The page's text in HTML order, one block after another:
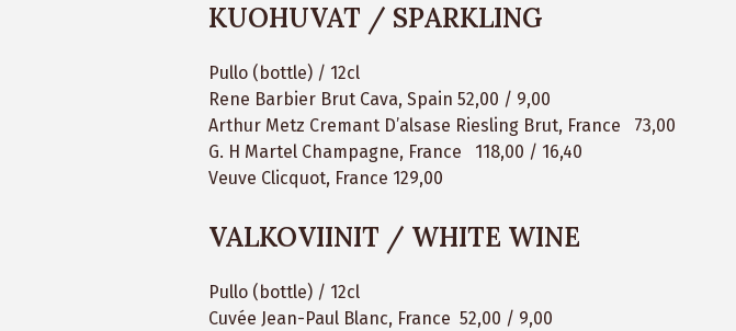
KUOHUVAT / SPARKLING
Pullo (bottle) / 12cl
Rene Barbier Brut Cava, Spain 52,00 / 9,00
Arthur Metz Cremant D’alsase Riesling Brut, France 73,00
G. H Martel Champagne, France 118,00 / 16,40
Veuve Clicquot, France 129,00
VALKOVIINIT / WHITE WINE
Pullo (bottle) / 12cl
Cuvée Jean-Paul Blanc, France 52,00 / 9,00